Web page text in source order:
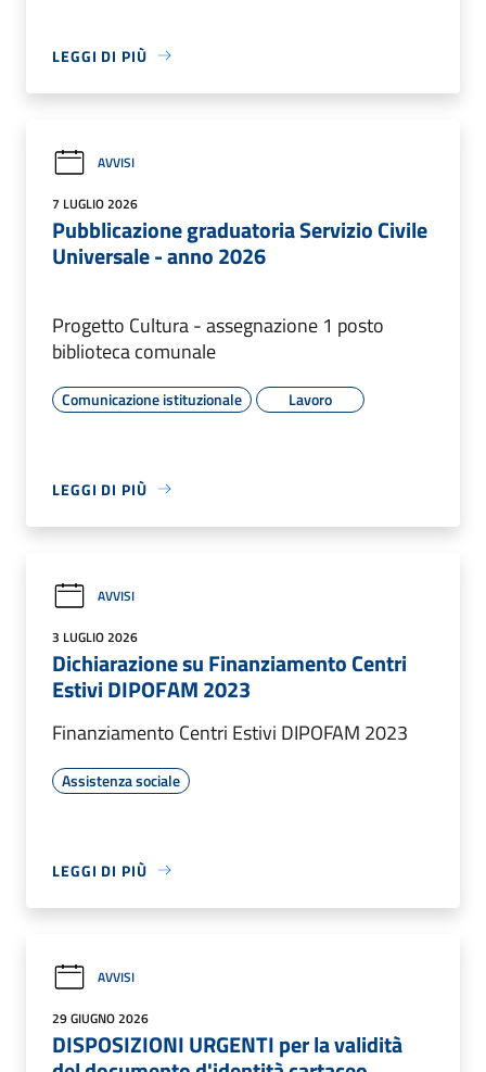
LEGGI DI PIÙ
AVVISI
7 LUGLIO 2026
Pubblicazione graduatoria Servizio Civile
Universale - anno 2026
Progetto Cultura - assegnazione 1 posto
biblioteca comunale
Comunicazione istituzionale Lavoro
LEGGI DI PIÙ
AVVISI
3 LUGLIO 2026
Dichiarazione su Finanziamento Centri
Estivi DIPOFAM 2023
Finanziamento Centri Estivi DIPOFAM 2023
Assistenza sociale
LEGGI DI PIÙ
AVVISI
29 GIUGNO 2026
DISPOSIZIONI URGENTI per la validità